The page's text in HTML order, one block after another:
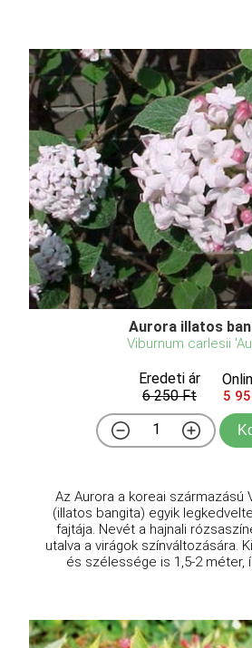
Aurora illatos
Viburnum carlesii
Eredeti ár
6 250 Ft
5
Az Aurora a koreai származású
(illatos bangita) egyik
fajtája. Nevét a hajnali
utalva a virágok színváltozására.
és szélessége is 1,5-2 méter,